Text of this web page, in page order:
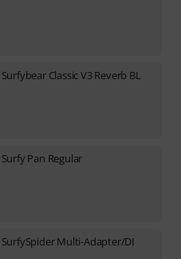
Surfybear Classic V3 Reverb BL
Surfy Pan Regular
SurfySpider Multi-Adapter/DI